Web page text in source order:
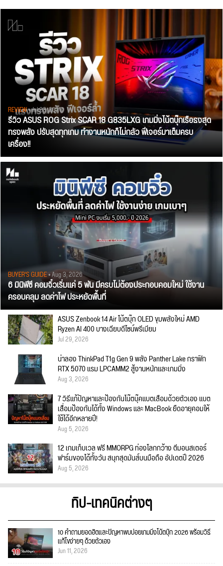
REVIEW• Jul 28, 2026
รีวิว ASUS ROG Strix SCAR 18 G835LXG เกมมิ่งโน้ตบุ๊กเรือธงสุด
ทรงพลัง ปรับสุดทุกเกม ทำงานหนักก็ไม่กลัว ฟีเจอร์มาเต็มครบ
เครื่อง!!
BUYER'S GUIDE• Aug 3, 2026
6 มินิพีซี คอมจิ๋วเริ่มแค่ 5 พัน มีครบไม่ต้องประกอบคอมใหม่ ใช้งาน
ครอบคลุม ลดค่าไฟ ประหยัดพื้นที่
ASUS Zenbook 14 Air โน้ตบุ๊ก OLED ขุมพลังใหม่ AMD
Ryzen AI 400 บางเฉียบดีไซน์พรีเมียม
Jul 29, 2026
น่าลอง ThinkPad T1g Gen 9 พลัง Panther Lake กราฟิก
RTX 5070 แรม LPCAMM2 สู้งานหนักและเกมมิ่ง
Aug 3, 2026
7 วิธีแก้ปัญหาและป้องกันโน๊ตบุ๊คแบตเสื่อมด้วยตัวเอง แบต
เสื่อมป้องกันได้ทั้ง Windows และ MacBook ยืดอายุคอมให้
ใช้ได้อีกหลายปี!
Aug 5, 2026
12 เกมเก็บเวล ฟรี MMORPG ท่องโลกกว้าง ตีมอนสเตอร์
ฟาร์มของได้ทั้งวัน สนุกสุดมันส์บนมือถือ อัปเดตปี 2026
Aug 5, 2026
ทิป-เทคนิคต่างๆ
10 คำถามยอดฮิตและปัญหาพบบ่อยเกมมิ่งโน้ตบุ๊ก 2026 พร้อมวิธี
แก้ไขง่ายๆ ด้วยตัวเอง
Jun 11, 2026